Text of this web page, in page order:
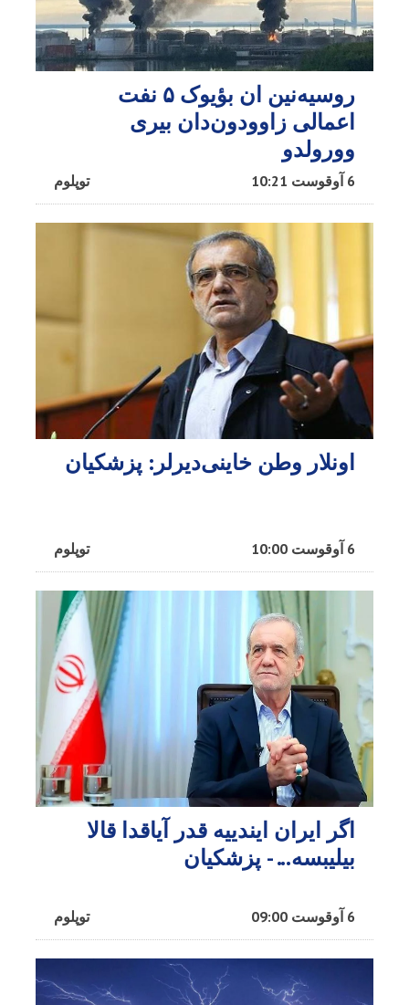
روسیه‌نین ان بؤیوک ۵ نفت
اعمالی زاوودون‌دان بیری
وورولدو
توپلوم 6 آوقوست 10:21
اونلار وطن خاینی‌دیرلر: پزشکیان
توپلوم 6 آوقوست 10:00
اگر ایران ایندییه قدر آیاقدا قالا
بیلیبسه... - پزشکیان
توپلوم 6 آوقوست 09:00